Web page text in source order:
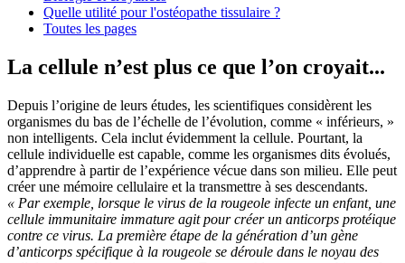
Quelle utilité pour l'ostéopathe tissulaire ?
Toutes les pages
La cellule n’est plus ce que l’on croyait...
Depuis l’origine de leurs études, les scientifiques considèrent les
organismes du bas de l’échelle de l’évolution, comme « inférieurs, »
non intelligents. Cela inclut évidemment la cellule. Pourtant, la
cellule individuelle est capable, comme les organismes dits évolués,
d’apprendre à partir de l’expérience vécue dans son milieu. Elle peut
créer une mémoire cellulaire et la transmettre à ses descendants.
« Par exemple, lorsque le virus de la rougeole infecte un enfant, une
cellule immunitaire immature agit pour créer un anticorps protéique
contre ce virus. La première étape de la génération d’un gène
d’anticorps spécifique à la rougeole se déroule dans le noyau des